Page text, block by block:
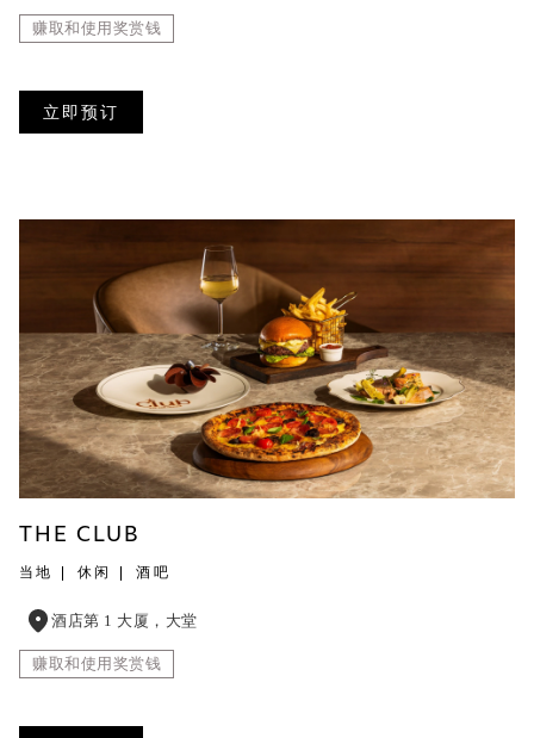
赚取和使用奖赏钱
立即预订
THE CLUB
当地 休闲 酒吧
酒店第 1 大厦，大堂
赚取和使用奖赏钱